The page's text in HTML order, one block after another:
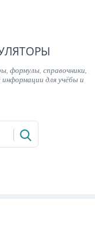
формулы, справочники,
для учёбы и